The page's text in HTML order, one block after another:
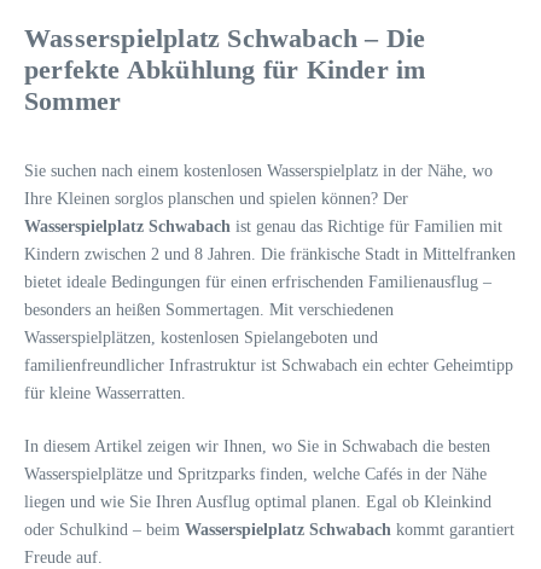
Wasserspielplatz Schwabach – Die
perfekte Abkühlung für Kinder im
Sommer
Sie suchen nach einem kostenlosen Wasserspielplatz in der Nähe, wo
Ihre Kleinen sorglos planschen und spielen können? Der
Wasserspielplatz Schwabach ist genau das Richtige für Familien mit
Kindern zwischen 2 und 8 Jahren. Die fränkische Stadt in Mittelfranken
bietet ideale Bedingungen für einen erfrischenden Familienausflug –
besonders an heißen Sommertagen. Mit verschiedenen
Wasserspielplätzen, kostenlosen Spielangeboten und
familienfreundlicher Infrastruktur ist Schwabach ein echter Geheimtipp
für kleine Wasserratten.
In diesem Artikel zeigen wir Ihnen, wo Sie in Schwabach die besten
Wasserspielplätze und Spritzparks finden, welche Cafés in der Nähe
liegen und wie Sie Ihren Ausflug optimal planen. Egal ob Kleinkind
oder Schulkind – beim Wasserspielplatz Schwabach kommt garantiert
Freude auf.